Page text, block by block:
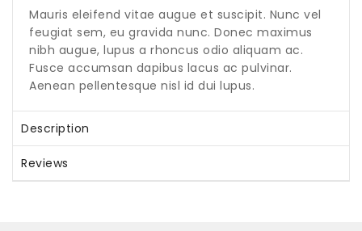
Mauris eleifend vitae augue et suscipit. Nunc vel
feugiat sem, eu gravida nunc. Donec maximus
nibh augue, lupus a rhoncus odio aliquam ac.
Fusce accumsan dapibus lacus ac pulvinar.
Aenean pellentesque nisl id dui lupus.
Description
Reviews